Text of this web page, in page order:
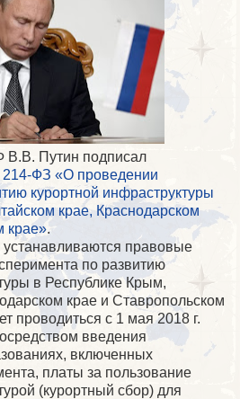
В.В. Путин подписал
ФЗ «О проведении
курортной инфраструктуры
крае, Краснодарском
крае».
правовые
по развитию
в Республике Крым,
крае и Ставропольском
проводиться с 1 мая 2018 г.
введения
включенных
платы за пользование
(курортный сбор) для